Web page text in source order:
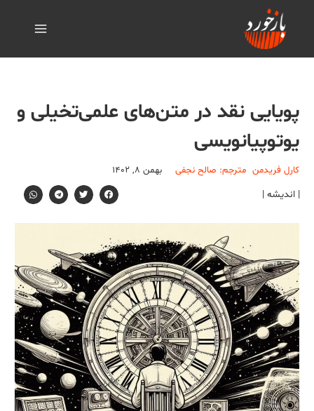
پویایی نقد در متن‌های علمی‌تخیلی و
یوتوپیانویسی
کارل فریدمن مترجم: صالح نجفی بهمن ۸, ۱۴۰۲
| اندیشه |